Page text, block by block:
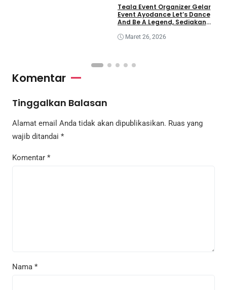
Teala Event Organizer Gelar
Event Ayodance Let’s Dance
And Be A Legend, Sediakan
Maret 26, 2026
Komentar
Tinggalkan Balasan
Alamat email Anda tidak akan dipublikasikan. Ruas yang
wajib ditandai *
Komentar *
Nama *